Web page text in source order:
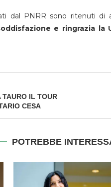
dal PNRR sono ritenuti di
e ringrazia la
TAURO IL TOUR
CESA
POTREBBE